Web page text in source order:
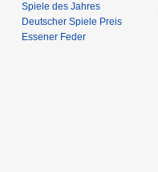
Spiele des Jahres
Deutscher Spiele Preis
Essener Feder